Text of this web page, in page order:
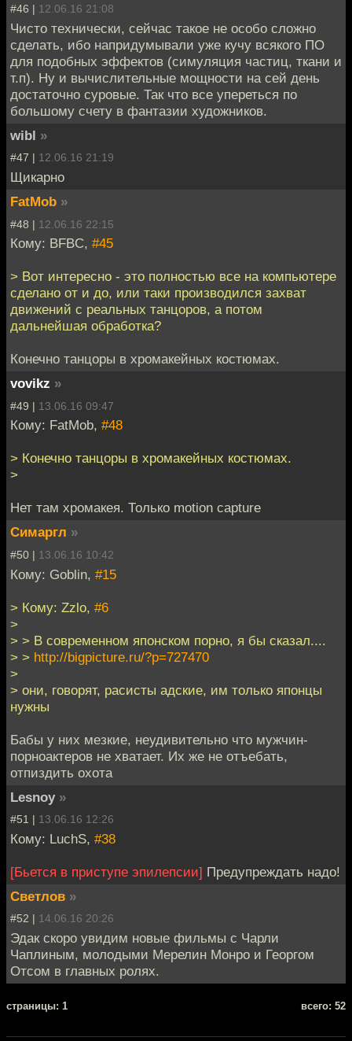
#46 | 12.06.16 21:08
Чисто технически, сейчас такое не особо сложно
сделать, ибо напридумывали уже кучу всякого ПО
для подобных эффектов (симуляция частиц, ткани и
т.п). Ну и вычислительные мощности на сей день
достаточно суровые. Так что все упереться по
большому счету в фантазии художников.
wibl »
#47 | 12.06.16 21:19
Щикарно
FatMob »
#48 | 12.06.16 22:15
Кому: BFBC, #45
> Вот интересно - это полностью все на компьютере
сделано от и до, или таки производился захват
движений с реальных танцоров, а потом
дальнейшая обработка?
Конечно танцоры в хромакейных костюмах.
vovikz »
#49 | 13.06.16 09:47
Кому: FatMob, #48
> Конечно танцоры в хромакейных костюмах.
>
Нет там хромакея. Только motion capture
Симаргл »
#50 | 13.06.16 10:42
Кому: Goblin, #15
> Кому: Zzlo, #6
>
> > В современном японском порно, я бы сказал....
> > http://bigpicture.ru/?p=727470
>
> они, говорят, расисты адские, им только японцы
нужны
Бабы у них мезкие, неудивительно что мужчин-
порноактеров не хватает. Их же не отъебать,
отпиздить охота
Lesnoy »
#51 | 13.06.16 12:26
Кому: LuchS, #38
[Бьется в приступе эпилепсии] Предупреждать надо!
Светлов »
#52 | 14.06.16 20:26
Эдак скоро увидим новые фильмы с Чарли
Чаплиным, молодыми Мерелин Монро и Георгом
Отсом в главных ролях.
cтраницы: 1 всего: 52